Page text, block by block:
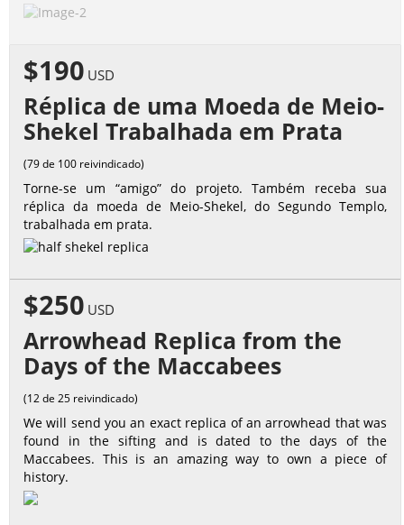
$190 USD
Réplica de uma Moeda de Meio-
Shekel Trabalhada em Prata
(79 de 100 reivindicado)
Torne-se um “amigo” do projeto. Também receba sua
réplica da moeda de Meio-Shekel, do Segundo Templo,
trabalhada em prata.
$250 USD
Arrowhead Replica from the
Days of the Maccabees
(12 de 25 reivindicado)
We will send you an exact replica of an arrowhead that was
found in the sifting and is dated to the days of the
Maccabees. This is an amazing way to own a piece of
history.